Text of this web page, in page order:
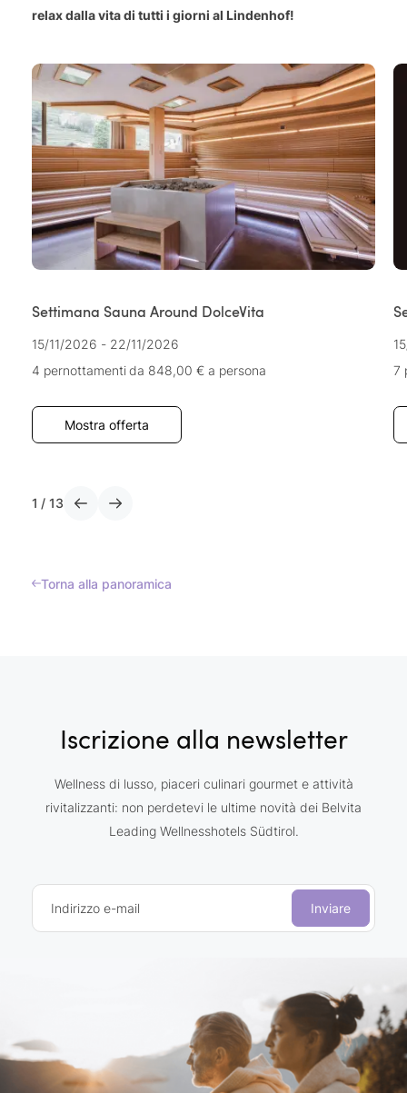
relax dalla vita di tutti i giorni al Lindenhof!
Settimana Sauna Around DolceVita
15/11/2026 - 22/11/2026
4 pernottamentida 848,00 € a persona
Mostra offerta
7
1 / 13
Torna alla panoramica
Iscrizione alla newsletter
Wellness di lusso, piaceri culinari gourmet e attività
rivitalizzanti: non perdetevi le ultime novità dei Belvita
Leading Wellnesshotels Südtirol.
Indirizzo e-mail Inviare